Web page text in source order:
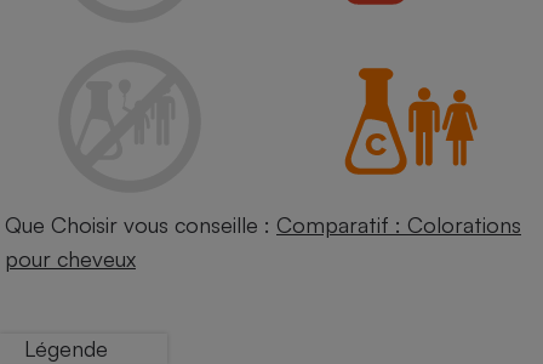
Que Choisir vous conseille : Comparatif : Colorations
pour cheveux
Légende
Téléviseur
Radiateur électrique